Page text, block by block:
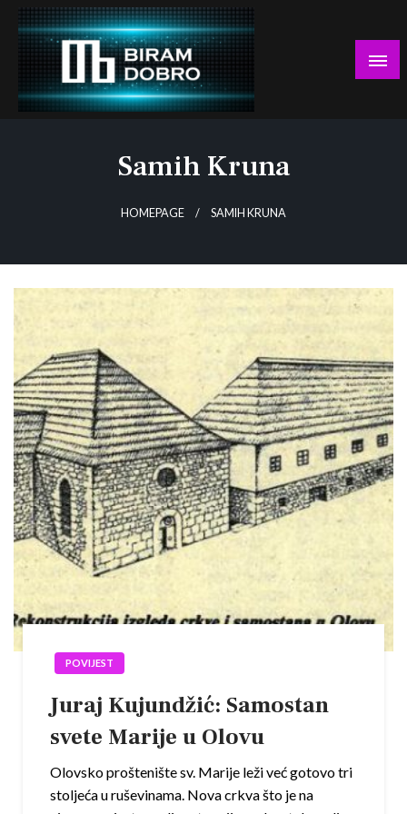
Skip
content
Samih Kruna
HOMEPAGE SAMIH KRUNA
POVIJEST
Juraj Kujundžić: Samostan
svete Marije u Olovu
Olovsko proštenište sv. Marije leži već gotovo tri
stoljeća u ruševinama. Nova crkva što je na